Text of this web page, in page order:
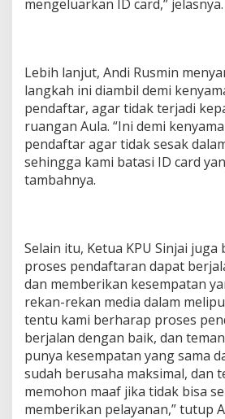
mengeluarkan ID card,” jelasnya.
Lebih lanjut, Andi Rusmin
langkah ini diambil demi
pendaftar, agar tidak terjadi
ruangan Aula. “Ini demi
pendaftar agar tidak sesak
sehingga kami batasi ID card
tambahnya.
Selain itu, Ketua KPU Sinjai
proses pendaftaran dapat
dan memberikan kesempatan
rekan-rekan media dalam
tentu kami berharap proses
berjalan dengan baik, dan
punya kesempatan yang sama
sudah berusaha maksimal, dan
memohon maaf jika tidak bisa
memberikan pelayanan,” tutup